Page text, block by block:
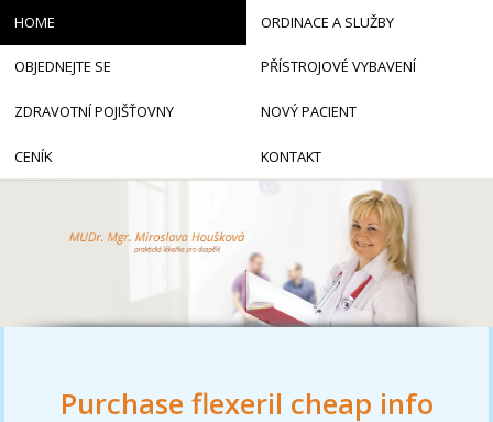
Purchase flexeril cheap info
HOME ORDINACE A SLUŽBY
OBJEDNEJTE SE PŘÍSTROJOVÉ VYBAVENÍ
ZDRAVOTNÍ POJIŠŤOVNY NOVÝ PACIENT
CENÍK KONTAKT